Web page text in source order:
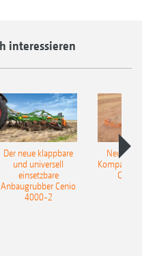
jetzt in einer
Lebensdauer
metallische
interessieren
Der neue klappbare
und universell
einsetzbare
Anbaugrubber Cenio
4000-2
Neue